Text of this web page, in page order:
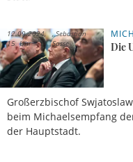
Die
Großerzbischof
beim Michaelsempfang
der Hauptstadt.
12.09.2024,
15 Uhr
Sebastian
Sasse